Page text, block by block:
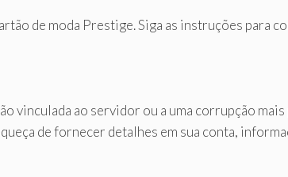
de moda Prestige. Siga as instruções para
vinculada ao servidor ou a uma corrupção
de fornecer detalhes em sua conta,